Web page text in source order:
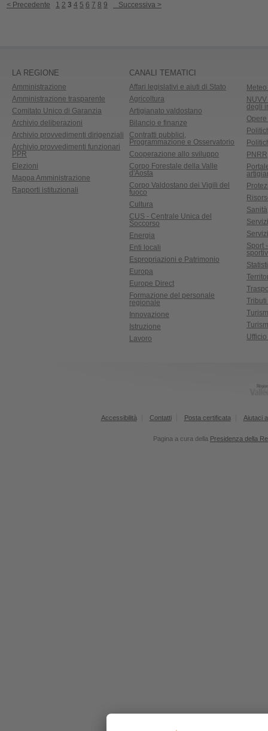
< Precedente 1 2 3 4 5 6 7 8 9 Successiva >
LA REGIONE
Amministrazione
Amministrazione trasparente
Comitato Unico di Garanzia
Archivio deliberazioni
Archivio provvedimenti dirigenziali
Archivio provvedimenti funzionari
PPR
Elezioni
Mappa Amministrazione
Rapporti istituzionali
CANALI TEMATICI
Affari legislativi e aiuti di Stato
Agricoltura
Artigianato valdostano
Bilancio e finanze
Contratti pubblici,
Programmazione e Osservatorio
Cooperazione allo sviluppo
Corpo Forestale della Valle
d'Aosta
Corpo Valdostano dei Vigili del
fuoco
Cultura
CUS - Centrale Unica del
Soccorso
Energia
Enti locali
Espropriazioni e Patrimonio
Europa
Europe Direct
Formazione del personale
regionale
Innovazione
Istruzione
Lavoro
degli
PNRR
Sanità
Sport
Accessibilità Contatti Posta certificata Aiutaci
Pagina a cura della Presidenza della